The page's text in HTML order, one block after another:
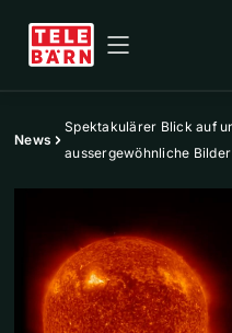
News
Spektakulärer Blick auf
aussergewöhnliche Bilder